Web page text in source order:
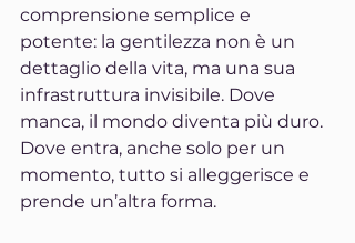
comprensione semplice e
potente: la gentilezza non è un
dettaglio della vita, ma una sua
infrastruttura invisibile. Dove
manca, il mondo diventa più duro.
Dove entra, anche solo per un
momento, tutto si alleggerisce e
prende un’altra forma.